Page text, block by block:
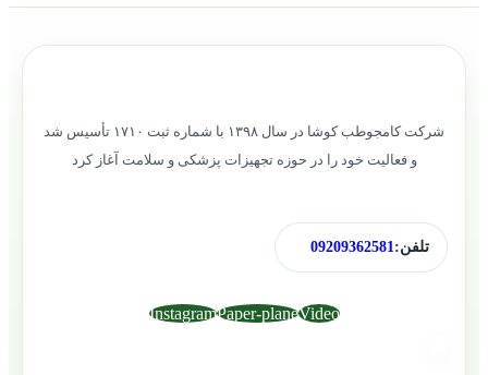
شرکت کامجوطب کوشا در سال ۱۳۹۸ با شماره ثبت ۱۷۱۰ تأسیس شد
و فعالیت خود را در حوزه تجهیزات پزشکی و سلامت آغاز کرد
تلفن: 09209362581
Video
Paper-plane
Instagram